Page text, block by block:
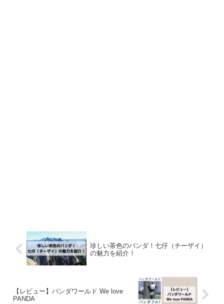
珍しい茶色のパンダ！七仔（チーザイ）
の魅力を紹介！
【レビュー】パンダワールド We love
PANDA